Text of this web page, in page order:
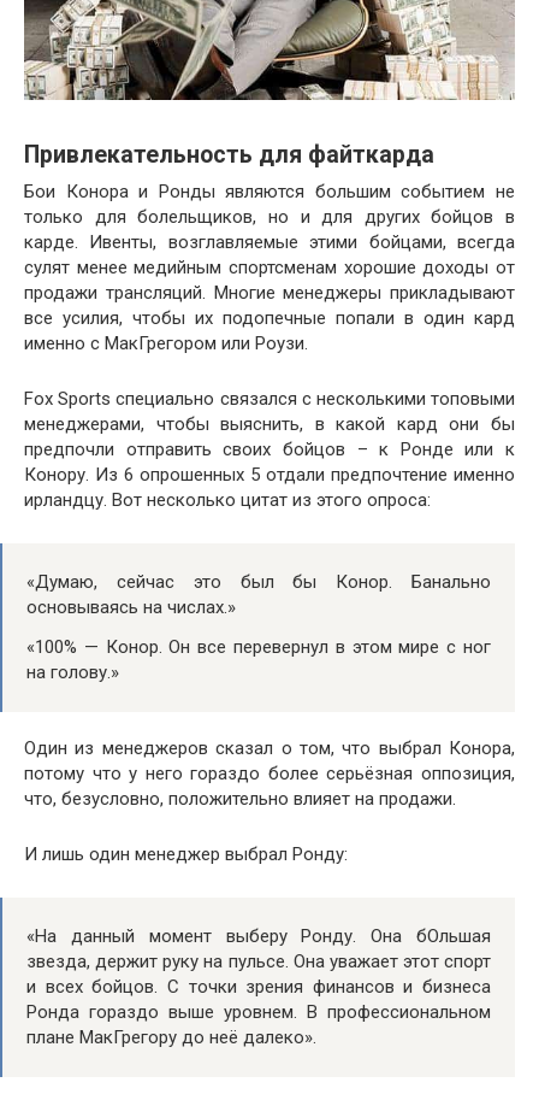
Привлекательность для файткарда
Бои Конора и Ронды являются большим событием не
только для болельщиков, но и для других бойцов в
карде. Ивенты, возглавляемые этими бойцами, всегда
сулят менее медийным спортсменам хорошие доходы от
продажи трансляций. Многие менеджеры прикладывают
все усилия, чтобы их подопечные попали в один кард
именно с МакГрегором или Роузи.
Fox Sports специально связался с несколькими топовыми
менеджерами, чтобы выяснить, в какой кард они бы
предпочли отправить своих бойцов – к Ронде или к
Конору. Из 6 опрошенных 5 отдали предпочтение именно
ирландцу. Вот несколько цитат из этого опроса:
«Думаю, сейчас это был бы Конор. Банально
основываясь на числах.»
«100% — Конор. Он все перевернул в этом мире с ног
на голову.»
Один из менеджеров сказал о том, что выбрал Конора,
потому что у него гораздо более серьёзная оппозиция,
что, безусловно, положительно влияет на продажи.
И лишь один менеджер выбрал Ронду:
«На данный момент выберу Ронду. Она бОльшая
звезда, держит руку на пульсе. Она уважает этот спорт
и всех бойцов. С точки зрения финансов и бизнеса
Ронда гораздо выше уровнем. В профессиональном
плане МакГрегору до неё далеко».